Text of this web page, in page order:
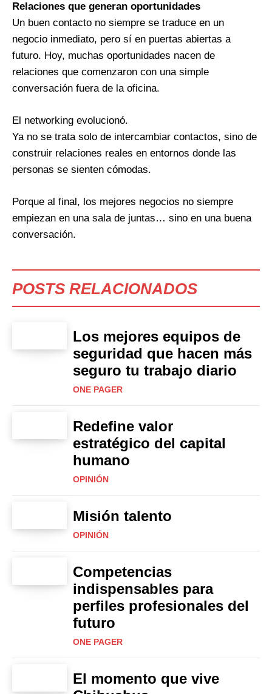
Relaciones que generan oportunidades
Un buen contacto no siempre se traduce en un
negocio inmediato, pero sí en puertas abiertas a
futuro. Hoy, muchas oportunidades nacen de
relaciones que comenzaron con una simple
conversación fuera de la oficina.
El networking evolucionó.
Ya no se trata solo de intercambiar contactos, sino de
construir relaciones reales en entornos donde las
personas se sienten cómodas.
Porque al final, los mejores negocios no siempre
empiezan en una sala de juntas… sino en una buena
conversación.
POSTS RELACIONADOS
Los mejores equipos de
seguridad que hacen más
seguro tu trabajo diario
ONE PAGER
Redefine valor
estratégico del capital
humano
OPINIÓN
Misión talento
OPINIÓN
Competencias
indispensables para
perfiles profesionales del
futuro
ONE PAGER
El momento que vive